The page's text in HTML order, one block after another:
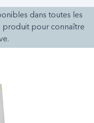
dans toutes les
produit pour connaître